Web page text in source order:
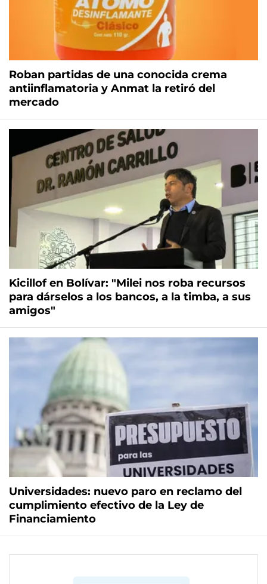
Roban partidas de una conocida crema
antiinflamatoria y Anmat la retiró del
mercado
Kicillof en Bolívar: "Milei nos roba recursos
para dárselos a los bancos, a la timba, a sus
amigos"
Universidades: nuevo paro en reclamo del
cumplimiento efectivo de la Ley de
Financiamiento